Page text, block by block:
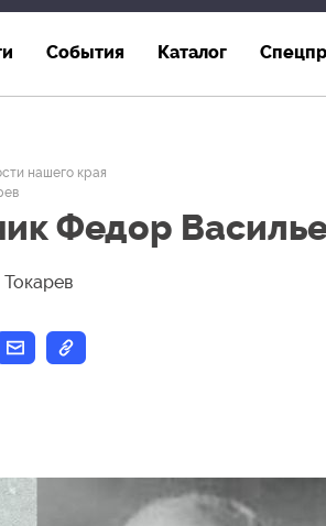
События Каталог
нашего края
Федор